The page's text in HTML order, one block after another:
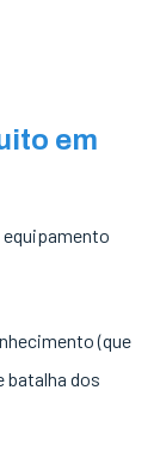
em
(que
batalha dos